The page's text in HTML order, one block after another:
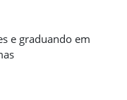
e graduando em